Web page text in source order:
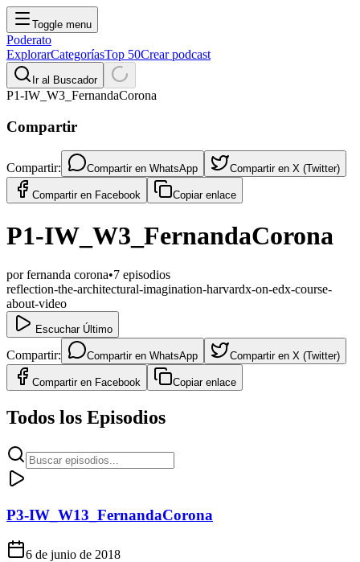
Toggle menu
Poderato
ExplorarCategoríasTop 50Crear podcast
Ir al Buscador
P1-IW_W3_FernandaCorona
Compartir
Compartir: Compartir en WhatsApp Compartir en X (Twitter)
Compartir en Facebook Copiar enlace
P1-IW_W3_FernandaCorona
porfernanda corona•7 episodios
reflection-the-architectural-imagination-harvardx-on-edx-course-
about-video
Escuchar Último
Compartir: Compartir en WhatsApp Compartir en X (Twitter)
Compartir en Facebook Copiar enlace
Todos los Episodios
P3-IW_W13_FernandaCorona
6 de junio de 2018